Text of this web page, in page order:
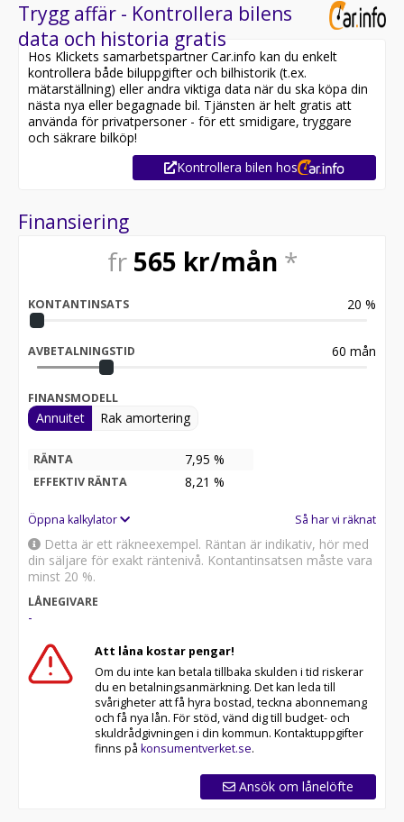
Trygg affär - Kontrollera bilens
data och historia gratis
Hos Klickets samarbetspartner Car.info kan du enkelt
kontrollera både biluppgifter och bilhistorik (t.ex.
mätarställning) eller andra viktiga data när du ska köpa din
nästa nya eller begagnade bil. Tjänsten är helt gratis att
använda för privatpersoner - för ett smidigare, tryggare
och säkrare bilköp!
Kontrollera bilen hos
Finansiering
fr 565 kr/mån *
KONTANTINSATS 20 %
AVBETALNINGSTID 60 mån
FINANSMODELL
Annuitet Rak amortering
RÄNTA 7,95 %
EFFEKTIV RÄNTA 8,21 %
Öppna kalkylator Så har vi räknat
Detta är ett räkneexempel. Räntan är indikativ, hör med
din säljare för exakt räntenivå. Kontantinsatsen måste vara
minst 20 %.
LÅNEGIVARE
-
Att låna kostar pengar!
Om du inte kan betala tillbaka skulden i tid riskerar
du en betalningsanmärkning. Det kan leda till
svårigheter att få hyra bostad, teckna abonnemang
och få nya lån. För stöd, vänd dig till budget- och
skuldrådgivningen i din kommun. Kontaktuppgifter
finns på konsumentverket.se.
Ansök om lånelöfte